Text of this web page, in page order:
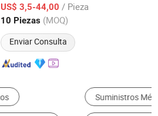
US$ 3,5-44,00 / Pieza
10 Piezas (MOQ)
Enviar Consulta
Desde 2016
Suministros Médicos Desechables Equipo de Diagnóstico Médico